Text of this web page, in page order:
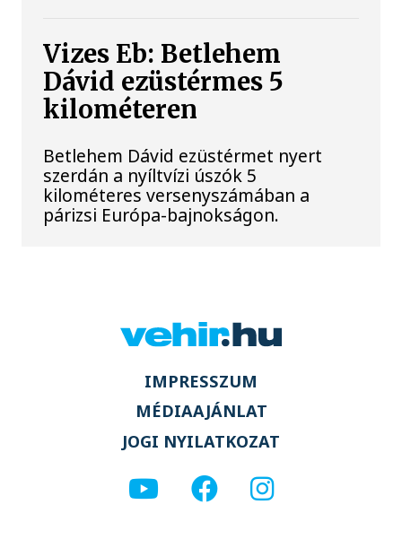
Vizes Eb: Betlehem
Dávid ezüstérmes 5
kilométeren
Betlehem Dávid ezüstérmet nyert
szerdán a nyíltvízi úszók 5
kilométeres versenyszámában a
párizsi Európa-bajnokságon.
IMPRESSZUM
MÉDIAAJÁNLAT
JOGI NYILATKOZAT